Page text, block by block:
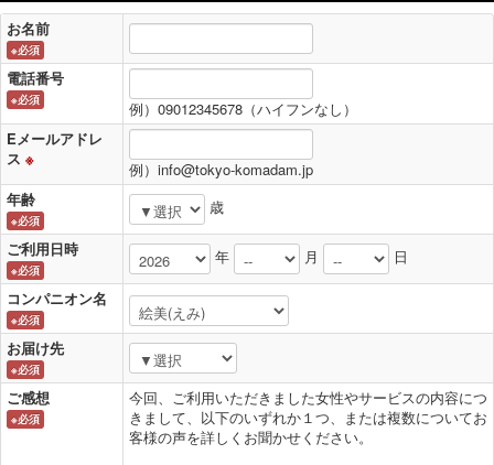
お名前
※必須
電話番号
※必須
例）09012345678（ハイフンなし）
Eメールアドレ
ス ※
例）info@tokyo-komadam.jp
年齢
※必須
歳
ご利用日時
※必須
年 月
日
コンパニオン名
※必須
お届け先
※必須
ご感想
※必須
今回、ご利用いただきました女性やサービスの内容につ
きまして、以下のいずれか１つ、または複数についてお
客様の声を詳しくお聞かせください。